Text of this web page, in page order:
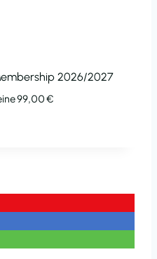
2026/2027
99,00€